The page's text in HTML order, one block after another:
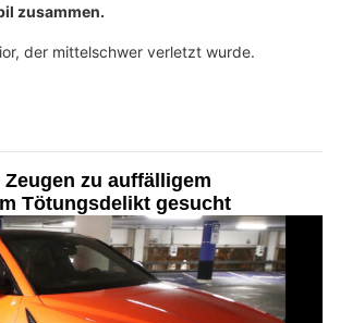
zusammen.
der mittelschwer verletzt wurde.
Zeugen zu auffälligem
Tötungsdelikt gesucht